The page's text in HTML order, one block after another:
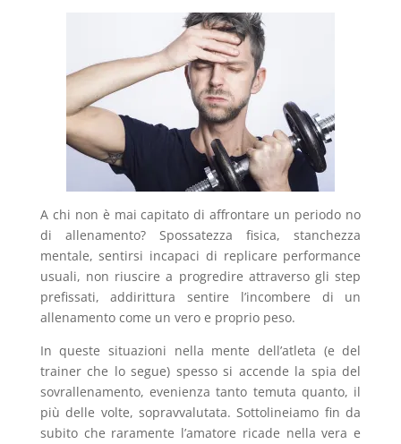
A chi non è mai capitato di affrontare un periodo no
di allenamento? Spossatezza fisica, stanchezza
mentale, sentirsi incapaci di replicare performance
usuali, non riuscire a progredire attraverso gli step
prefissati, addirittura sentire l’incombere di un
allenamento come un vero e proprio peso.
In queste situazioni nella mente dell’atleta (e del
trainer che lo segue) spesso si accende la spia del
sovrallenamento, evenienza tanto temuta quanto, il
più delle volte, sopravvalutata. Sottolineiamo fin da
subito che raramente l’amatore ricade nella vera e